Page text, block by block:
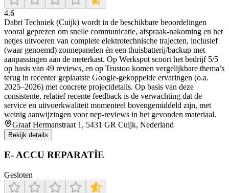
4.6
Dabri Techniek (Cuijk) wordt in de beschikbare beoordelingen
vooral geprezen om snelle communicatie, afspraak-nakoming en het
netjes uitvoeren van complete elektrotechnische trajecten, inclusief
(waar genoemd) zonnepanelen én een thuisbatterij/backup met
aanpassingen aan de meterkast. Op Werkspot scoort het bedrijf 5/5
op basis van 49 reviews, en op Trustoo komen vergelijkbare thema’s
terug in recenter geplaatste Google-gekoppelde ervaringen (o.a.
2025–2026) met concrete projectdetails. Op basis van deze
consistente, relatief recente feedback is de verwachting dat de
service en uitvoerkwaliteit momenteel bovengemiddeld zijn, met
weinig aanwijzingen voor nep-reviews in het gevonden materiaal.
Graaf Hermanstraat 1, 5431 GR Cuijk, Nederland
Bekijk details
E- ACCU REPARATİE
Gesloten